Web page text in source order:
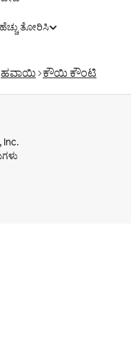
ಹೆಚ್ಚು ತೋರಿಸಿ
ಹವಾಯಿ ಕೌಯಿ ಕೌಂಟಿ
Inc.